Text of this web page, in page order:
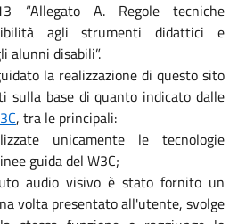
“Allegato A. Regole tecniche
agli strumenti didattici e
alunni disabili”.
la realizzazione di questo sito
sulla base di quanto indicato dalle
, tra le principali:
unicamente le tecnologie
guida del W3C;
audio visivo è stato fornito un
volta presentato all'utente, svolge